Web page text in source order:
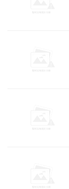
积累。国家超
器研制千万亿次
程中,济南身体
向智慧海洋、生
疗等国家、地方
近5年来,国家超
力大会在济南